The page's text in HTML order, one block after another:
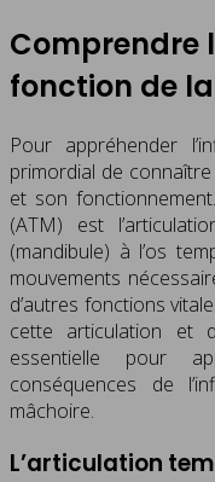
Comprendre
fonction de
Pour appréhender
primordial de
et son
(ATM) est
(mandibule) à l’os
mouvements
d’autres fonctions
cette articulation et
essentielle pour
conséquences de
mâchoire.
L’articulation